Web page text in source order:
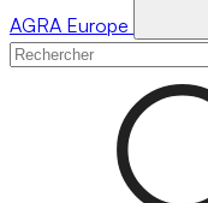
AGRA Europe